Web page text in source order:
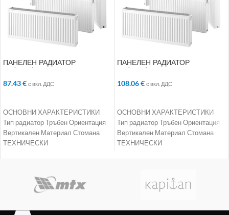
ПАНЕЛЕН РАДИАТОР
87.43€ с вкл. ДДС
ОСНОВНИ ХАРАКТЕРИСТИКИ
Тип радиатор Тръбен Ориентация
Вертикален Материал Стомана
ТЕХНИЧЕСКИ
ПАНЕЛЕН РАДИАТОР
108.06€ с вкл. ДДС
ОСНОВНИ ХАРАКТЕРИСТИКИ
Тип радиатор Тръбен Ориентация
Вертикален Материал Стомана
ТЕХНИЧЕСКИ